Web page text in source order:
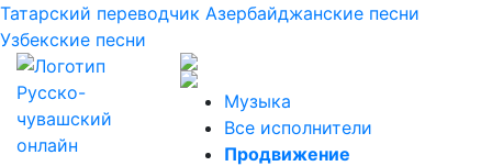
Татарский переводчик Азербайджанские песни
Узбекские песни
Музыка
Все исполнители
Продвижение